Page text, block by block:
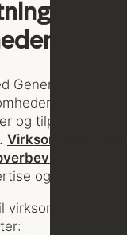
for
Generative
gentænke
og tilpasse sig de
Virksomheder bør
og
virksomheder